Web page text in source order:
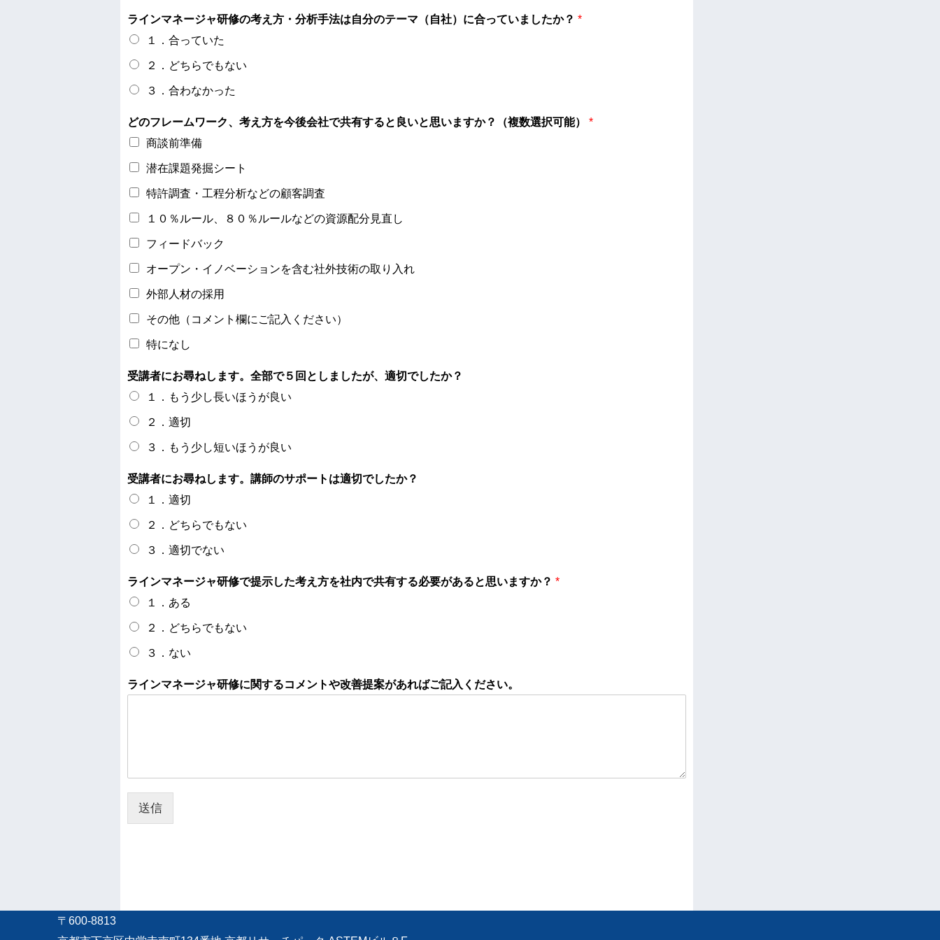
ラインマネージャ研修の考え方・分析手法は自分のテーマ（自社）に合っていましたか？ *
１．合っていた
２．どちらでもない
３．合わなかった
どのフレームワーク、考え方を今後会社で共有すると良いと思いますか？（複数選択可能） *
商談前準備
潜在課題発掘シート
特許調査・工程分析などの顧客調査
１０％ルール、８０％ルールなどの資源配分見直し
フィードバック
オープン・イノベーションを含む社外技術の取り入れ
外部人材の採用
その他（コメント欄にご記入ください）
特になし
受講者にお尋ねします。全部で５回としましたが、適切でしたか？
１．もう少し長いほうが良い
２．適切
３．もう少し短いほうが良い
受講者にお尋ねします。講師のサポートは適切でしたか？
１．適切
２．どちらでもない
３．適切でない
ラインマネージャ研修で提示した考え方を社内で共有する必要があると思いますか？ *
１．ある
２．どちらでもない
３．ない
ラインマネージャ研修に関するコメントや改善提案があればご記入ください。
送信
〒600-8813